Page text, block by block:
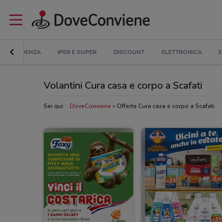
IN EVIDENZA IPER E SUPER DISCOUNT ELETTRONICA
Volantini Cura casa e corpo a Scafati
Sei qui: DoveConviene Offerte Cura casa e corpo a Scafati